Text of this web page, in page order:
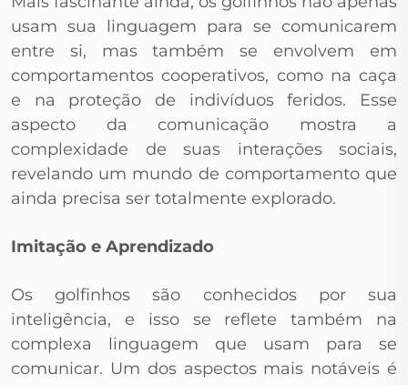
usam sua linguagem para se comunicarem
entre si, mas também se envolvem em
comportamentos cooperativos, como na caça
e na proteção de indivíduos feridos. Esse
aspecto da comunicação mostra a
complexidade de suas interações sociais,
revelando um mundo de comportamento que
ainda precisa ser totalmente explorado.
Imitação e Aprendizado
Os golfinhos são conhecidos por sua
inteligência, e isso se reflete também na
complexa linguagem que usam para se
comunicar. Um dos aspectos mais notáveis é